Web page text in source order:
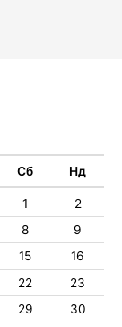
Сб Нд
1
2
8
9
15
16
22
23
29
30